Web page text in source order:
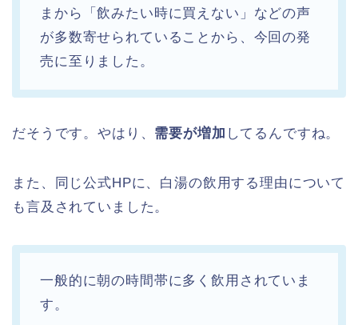
まから「飲みたい時に買えない」などの声
が多数寄せられていることから、今回の発
売に至りました。
だそうです。やはり、 需要が増加 してるんですね。
また、同じ公式HPに、白湯の飲用する理由について
も言及されていました。
一般的に朝の時間帯に多く飲用されていま
す。